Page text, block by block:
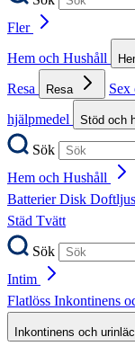
Fler
Hem och Hushåll
Resa
Resa Sex
hjälpmedel
Stöd och
Sök
Hem och Hushåll
BatterierDisk
Städ Tvätt
Sök
Intim
Flatlöss Inkontinens
Inkontinens och